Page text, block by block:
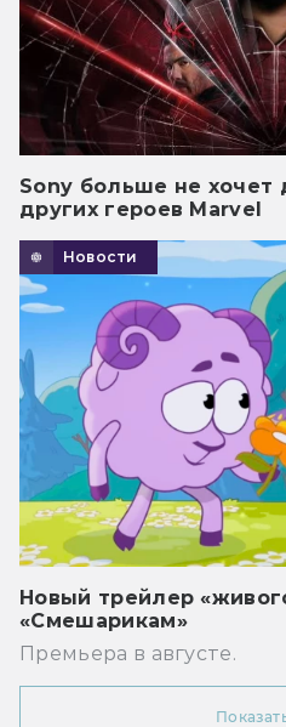
Sony больше не
других героев Marvel
Новости
Новый трейлер
«Смешарикам»
Премьера в августе.